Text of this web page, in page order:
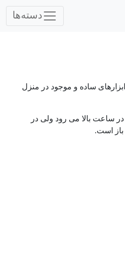
دسته‌ها
ساده و موجود در منزل
دو بال متناسب، در بادهای ملایم تا 15 کیلومتر در ساعت بالا می رود ولی در
باز است.